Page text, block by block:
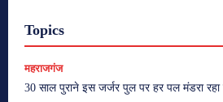
Topics
महराजगंज
30 साल पुराने इस जर्जर पुल पर हर पल मंडरा